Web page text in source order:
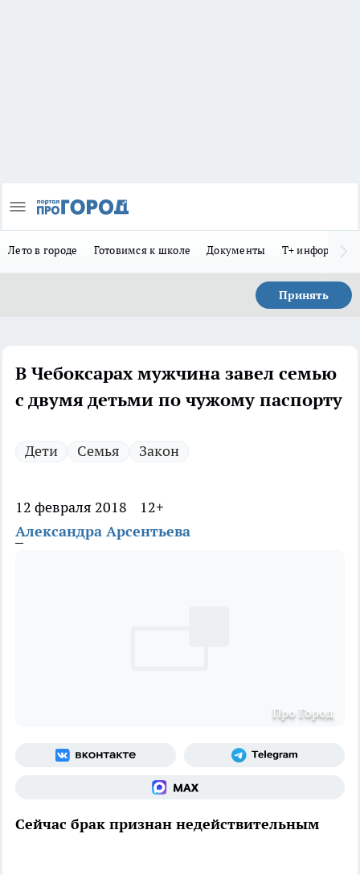
Лето в городе Готовимся к школе Документы Т+
Принять
В Чебоксарах мужчина завел семью
с двумя детьми по чужому паспорту
Дети Семья Закон
12 февраля 2018
12+
Александра Арсентьева
Про Город
Сейчас брак признан недействительным